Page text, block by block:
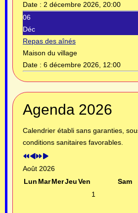
Date : 2 décembre 2026, 20:00
06
Déc
Repas des aînés
Maison du village
Date : 6 décembre 2026, 12:00
Agenda 2026
Calendrier établi sans garanties,
conditions sanitaires favorables.
Année
précédente
précédent
suivante
suivant
Août 2026
Lun MarMerJeuVen Sam
1